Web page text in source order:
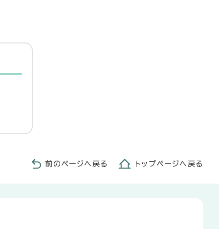
前のページへ戻る トップページへ戻る